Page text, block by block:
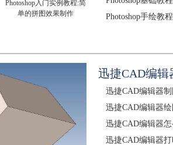
Photoshop入门实例教程:简
单的拼图效果制作
Photoshop手绘教
迅捷CAD编辑
迅捷CAD编辑器
迅捷CAD编辑器
迅捷CAD编辑器
迅捷CAD编辑器